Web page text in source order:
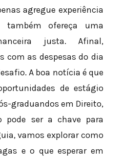
agregue experiência
também ofereça uma
justa. Afinal,
com as despesas do dia
A boa notícia é que
de estágio
graduandos em Direito,
pode ser a chave para
vamos explorar como
e o que esperar em